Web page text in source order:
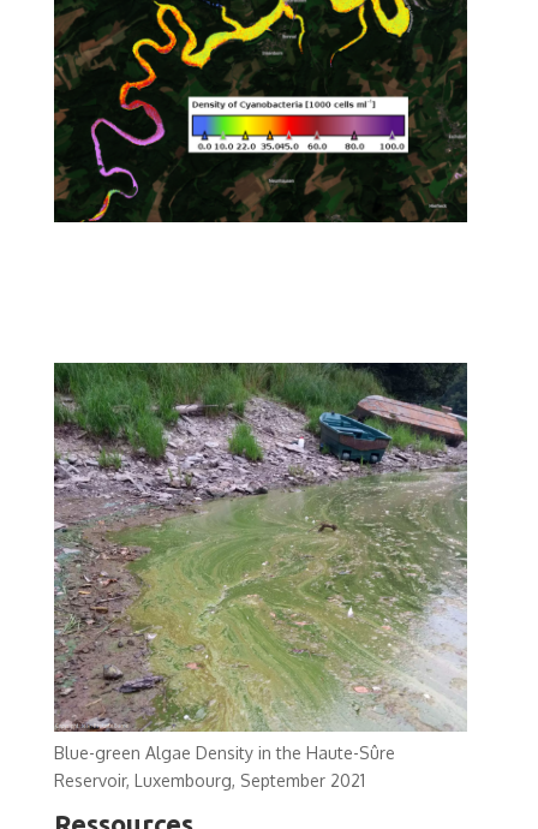
Blue-green Algae Density in the Haute-Sûre
Reservoir, Luxembourg, September 2021